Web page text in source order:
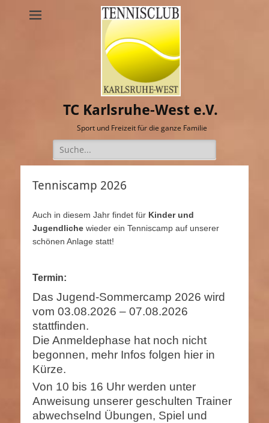
TC Karlsruhe-West e.V.
Sport und Freizeit für die ganze Familie
Suche
nach:
Tenniscamp 2026
Auch in diesem Jahr findet für Kinder und
Jugendliche wieder ein Tenniscamp auf unserer
schönen Anlage statt!
Termin:
Das Jugend-Sommercamp 2026 wird
vom 03.08.2026 – 07.08.2026
stattfinden.
Die Anmeldephase hat noch nicht
begonnen, mehr Infos folgen hier in
Kürze.
Von 10 bis 16 Uhr werden unter
Anweisung unserer geschulten Trainer
abwechselnd Übungen, Spiel und